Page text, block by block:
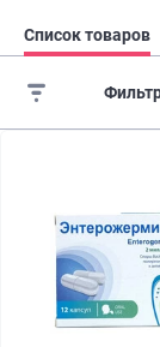
Список товаров